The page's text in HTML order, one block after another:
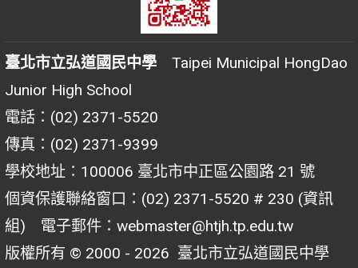
臺北市立弘道國民中學 Taipei Municipal HongDao
Junior High School
電話：(02) 2371-5520
傳真：(02) 2371-9399
學校地址：100006 臺北市中正區公園路 21 號
個資保護聯絡窗口：(02) 2371-5520 # 230 (資訊
組) 電子郵件：webmaster@htjh.tp.edu.tw
版權所有 © 2000 - 2026 臺北市立弘道國民中學